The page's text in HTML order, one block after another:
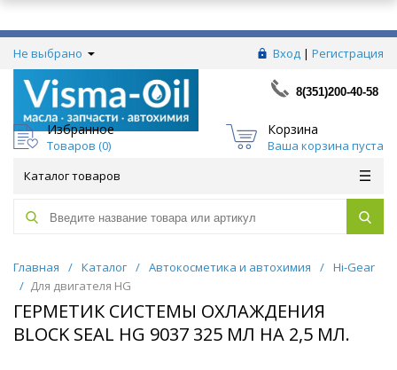
Не выбрано Вход | Регистрация
8(351)200-40-58
Избранное
Товаров (0)
Корзина
Ваша корзина пуста
Каталог товаров
Главная / Каталог / Автокосметика и автохимия / Hi-Gear
/ Для двигателя HG
ГЕРМЕТИК СИСТЕМЫ ОХЛАЖДЕНИЯ
BLOCK SEAL HG 9037 325 МЛ НА 2,5 МЛ.